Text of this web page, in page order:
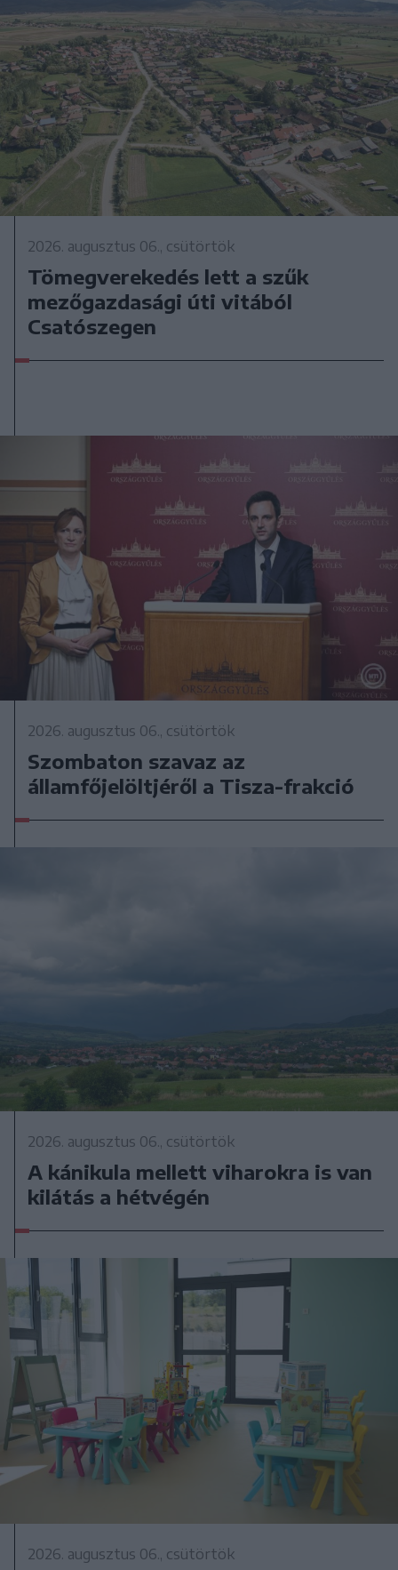
2026. augusztus 06., csütörtök
Tömegverekedés lett a szűk
mezőgazdasági úti vitából
Csatószegen
2026. augusztus 06., csütörtök
Szombaton szavaz az
államfőjelöltjéről a Tisza-frakció
2026. augusztus 06., csütörtök
A kánikula mellett viharokra is van
kilátás a hétvégén
2026. augusztus 06., csütörtök